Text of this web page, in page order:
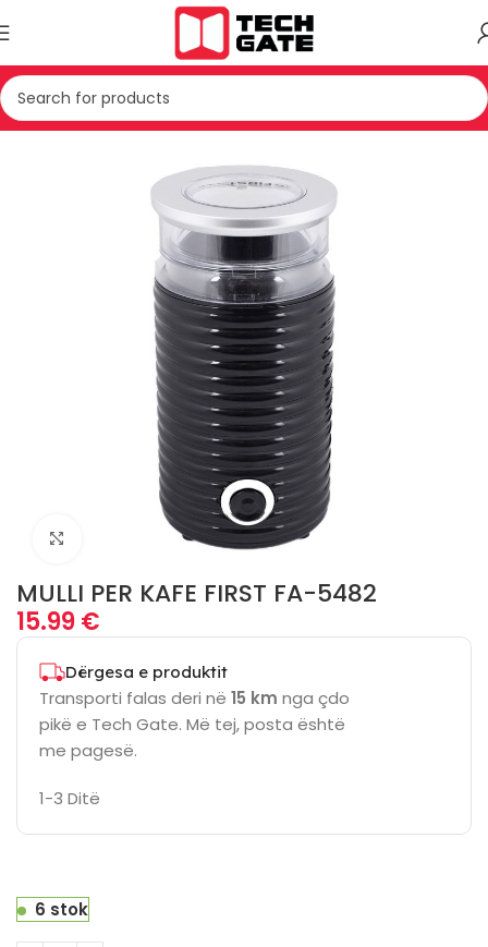
PAJISJE TE VOGLA SHTEPIAKE APARAT KAFEJE MULLI KAFEJE
Click to enlarge
MULLI PER KAFE FIRST FA-5482
15.99€
Dërgesa e produktit
Transporti falas deri në 15 km nga çdo
pikë e Tech Gate. Më tej, posta është
me pagesë.
1-3 Ditë
6 stok